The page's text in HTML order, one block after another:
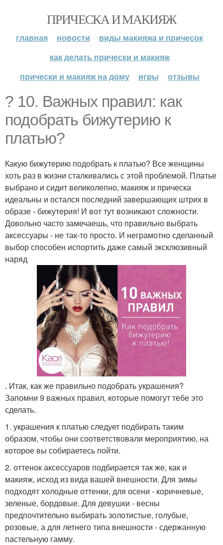
ПРИЧЕСКА И МАКИЯЖ
главная новости
виды макияжа и причесок
как делать прически и макияж
прически и макияж на дому
игры отзывы
? 10. Важных правил: как
подобрать бижутерию к
платью?
Какую бижутерию подобрать к платью? Все женщины
хоть раз в жизни сталкивались с этой проблемой. Платье
выбрано и сидит великолепно, макияж и прическа
идеальны и остался последний завершающих штрих в
образе - бижутерия! И вот тут возникают сложности.
Довольно часто замечаешь, что правильно выбрать
аксессуары - не так-то просто. И неграмотно сделанный
выбор способен испортить даже самый эксклюзивный
наряд
. Итак, как же правильно подобрать украшения?
Запомни 9 важных правил, которые помогут тебе это
сделать.
1. украшения к платью следует подбирать таким
образом, чтобы они соответствовали мероприятию, на
которое вы собираетесь пойти.
2. оттенок аксессуаров подбирается так же, как и
макияж, исход из вида вашей внешности. Для зимы
подходят холодные оттенки, для осени - коричневые,
зеленые, бордовые. Для девушки - весны
предпочтительно выбирать золотистые, голубые,
розовые, а для летнего типа внешности - сдержанную
пастельную гамму.